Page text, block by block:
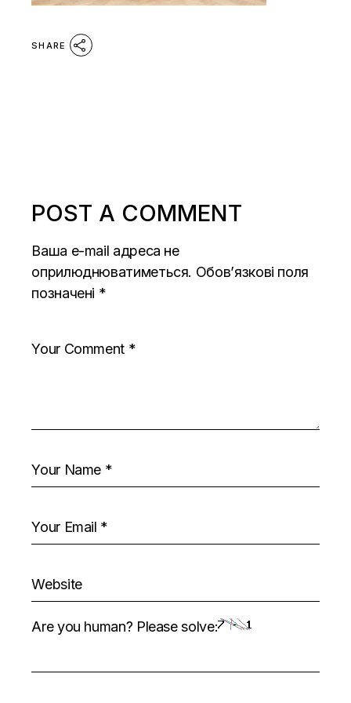
SHARE
POST A COMMENT
Ваша e-mail адреса не
оприлюднюватиметься. Обов’язкові поля
позначені *
Are you human? Please solve: